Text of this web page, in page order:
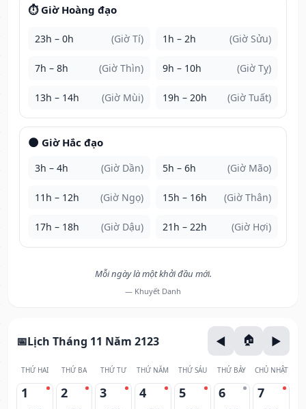
⏱️ Giờ Hoàng đạo
23h – 0h (Giờ Tí) 1h – 2h (Giờ Sửu)
7h – 8h (Giờ Thìn) 9h – 10h (Giờ Tỵ)
13h – 14h (Giờ Mùi) 19h – 20h (Giờ Tuất)
🌑 Giờ Hắc đạo
3h – 4h (Giờ Dần) 5h – 6h (Giờ Mão)
11h – 12h (Giờ Ngọ) 15h – 16h (Giờ Thân)
17h – 18h (Giờ Dậu) 21h – 22h (Giờ Hợi)
Mỗi ngày là một khởi đầu mới.
— Khuyết Danh
Lịch Tháng 11 Năm 2123
THỨ HAI THỨ BA THỨ TƯ THỨ NĂM THỨ SÁU THỨ BẢY CHỦ NHẬT
1 2 3 4 5 6 7